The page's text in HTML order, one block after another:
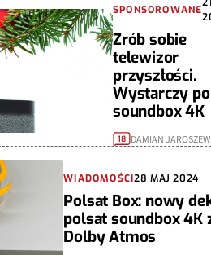
SPONSOROWANE
Zrób sobie
telewizor
przyszłości.
Wystarczy
soundbox 4K
18 DAMIAN
WIADOMOŚCI28 MAJ 2024
Polsat Box: nowy
polsat soundbox 4K
Dolby Atmos